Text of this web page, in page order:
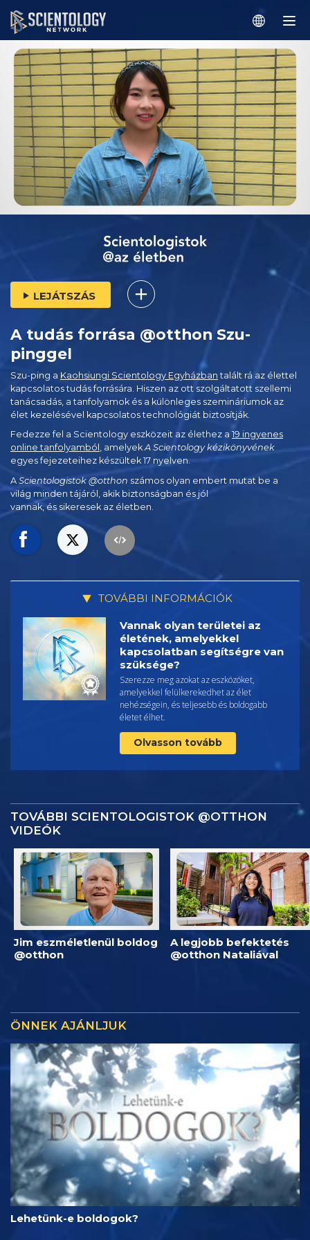
LEJÁTSZÁS
A tudás forrása @otthon Szu-
pinggel
Szu-ping a Kaohsiungi Scientology Egyházban talált rá az élettel
kapcsolatos tudás forrására. Hiszen az ott szolgáltatott szellemi
tanácsadás, a tanfolyamok és a különleges szemináriumok az
élet kezelésével kapcsolatos technológiát biztosítják.
Fedezze fel a Scientology eszközeit az élethez a 19 ingyenes
online tanfolyamból , amelyekA Scientology kézikönyvének
egyes fejezeteihez készültek 17 nyelven.
A Scientologistok @otthon számos olyan embert mutat be a
világ minden tájáról, akik biztonságban és jól
vannak, és sikeresek az életben.
TOVÁBBI INFORMÁCIÓK
Vannak olyan területei az
életének, amelyekkel
kapcsolatban segítségre van
szüksége?
Szerezze meg azokat az eszközöket,
amelyekkel felülkerekedhet az élet
nehézségein, és teljesebb és boldogabb
életet élhet.
Olvasson tovább
TOVÁBBI SCIENTOLOGISTOK @OTTHON
VIDEÓK
Jim eszméletlenül boldog
@otthon
A legjobb befektetés
@otthon Nataliával
ÖNNEK AJÁNLJUK
Lehetünk-e boldogok?